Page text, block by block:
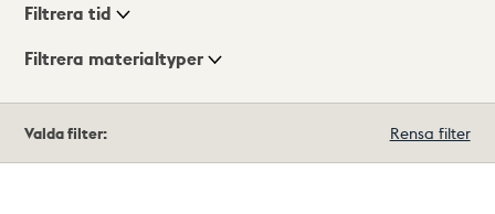
Visningsläge
Filtrera tid
Filtrera materialtyper
träffar
Valda filter: Rensa filter